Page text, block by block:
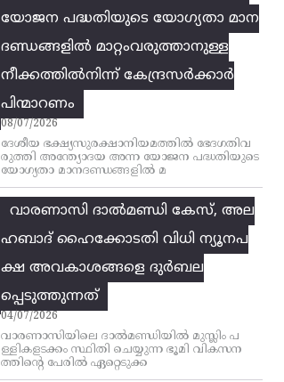
യോജന പദ്ധതിയുടെ യോഗ്യതാ മാന
ദണ്ഡങ്ങളിൽ മാറ്റംവരുത്താനുള്ള
നീക്കത്തിൽനിന്ന്‌ കേന്ദ്രസർക്കാർ
പിന്മാറണം
08/07/2026
ദേശീയ ഭക്ഷ്യസുരക്ഷാനിയമത്തിൽ ഭേദഗതിവ
രുത്തി അന്ത്യോദയ അന്ന യോജന പദ്ധതിയുടെ
യോഗ്യതാ മാനദണ്ഡങ്ങളിൽ മ
വാരണാസി ദാൽമണ്ഡി കേസ്, അല
ഹബാദ് ഹൈക്കോടതി വിധി ന്യൂനപ
ക്ഷ അവകാശങ്ങളെ ദുർബല
പ്പെടുത്തുന്നത്
04/07/2026
വാരണാസിയിലെ ദാൽമണ്ഡിയിൽ മുസ്ലിം പ
ള്ളികളടക്കം സ്ഥിതി ചെയ്യുന്ന ഭൂമി വികസന
ത്തിന്റെ പേരിൽ ഏറ്റെടുക്ക